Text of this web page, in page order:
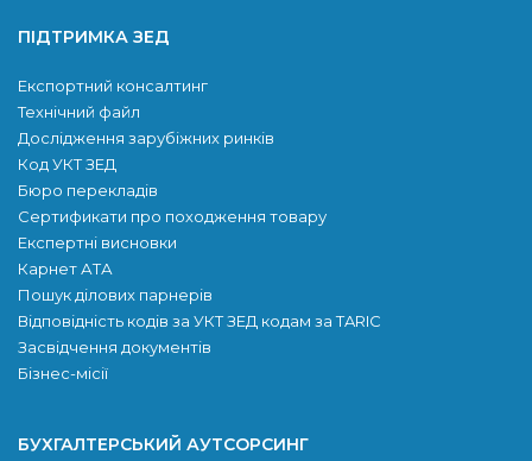
ПІДТРИМКА ЗЕД
Експортний консалтинг
Технічний файл
Дослідження зарубіжних ринків
Код УКТ ЗЕД
Бюро перекладів
Сертификати про походження товару
Експертні висновки
Карнет АТА
Пошук ділових парнерів
Відповідність кодів за УКТ ЗЕД кодам за TARIC
Засвідчення документів
Бізнес-місії
БУХГАЛТЕРСЬКИЙ АУТСОРСИНГ